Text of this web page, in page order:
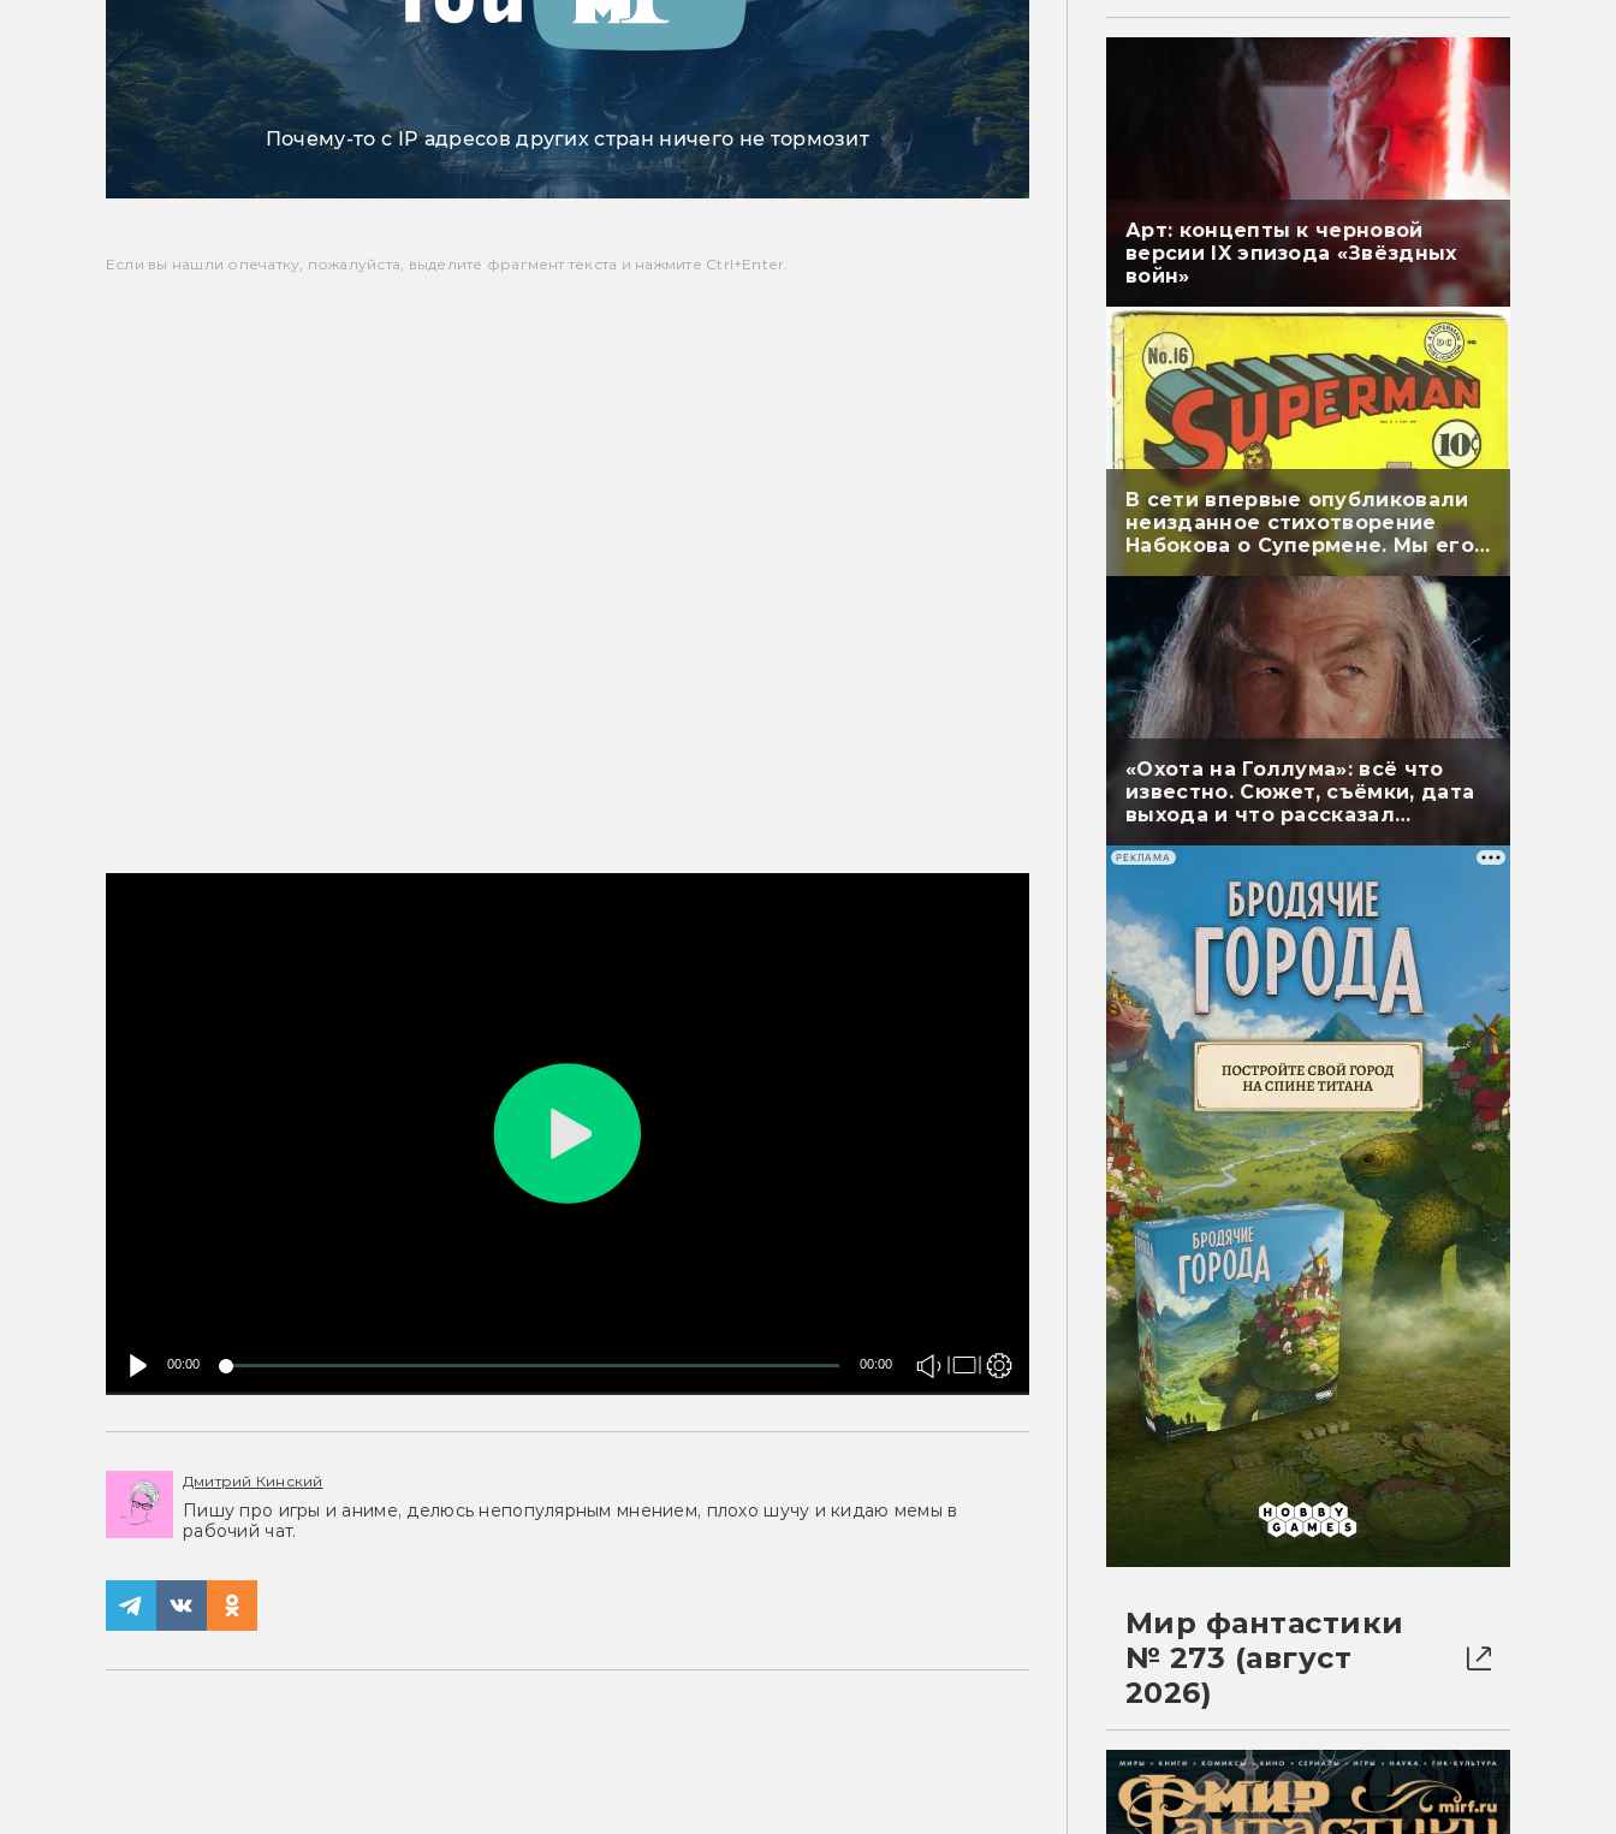
Почему-то с IP адресов других стран ничего не тормозит
Если вы нашли опечатку, пожалуйста, выделите фрагмент текста и нажмите Ctrl+Enter.
00:00 00:00
Дмитрий Кинский
Пишу про игры и аниме, делюсь непопулярным мнением, плохо шучу и кидаю мемы в
рабочий чат.
Арт: концепты к черновой
версии IX эпизода «Звёздных
войн»
В сети впервые опубликовали
неизданное стихотворение
Набокова о Супермене. Мы его
перевели
«Охота на Голлума»: всё что
известно. Сюжет, съёмки, дата
выхода и что рассказал
РЕКЛАМА
Мир фантастики
№ 273 (август
2026)